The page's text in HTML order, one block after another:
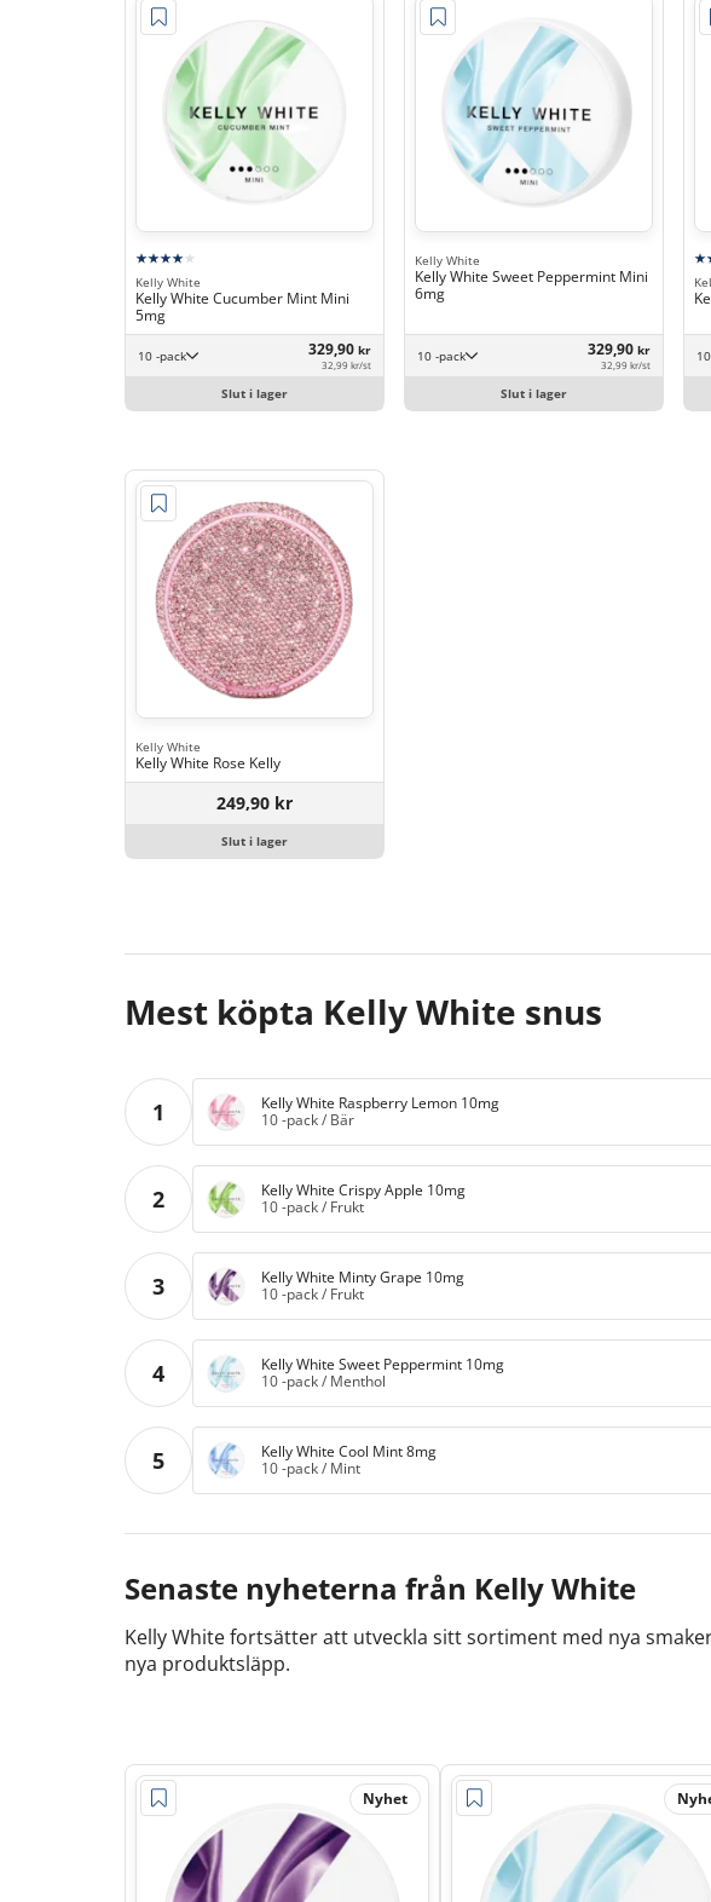
Kelly White
Kelly White Cucumber Mint Mini
5mg
10 -pack 329,90 kr
32,99 kr/st
Slut i lager
Kelly White
Kelly White Sweet Peppermint Mini
6mg
10 -pack 329,90 kr
32,99 kr/st
Slut i lager
Kelly White
Kelly White Rose Kelly
249,90 kr
Slut i lager
Mest köpta Kelly White snus
1
Kelly White Raspberry Lemon 10mg
10 -pack/ Bär
2
Kelly White Crispy Apple 10mg
10 -pack/ Frukt
3
Kelly White Minty Grape 10mg
10 -pack/ Frukt
4
Kelly White Sweet Peppermint 10mg
10 -pack/ Menthol
5
Kelly White Cool Mint 8mg
10 -pack/ Mint
Senaste nyheterna från Kelly White
Kelly White fortsätter att utveckla sitt sortiment med nya
nya produktsläpp.
Nyhet